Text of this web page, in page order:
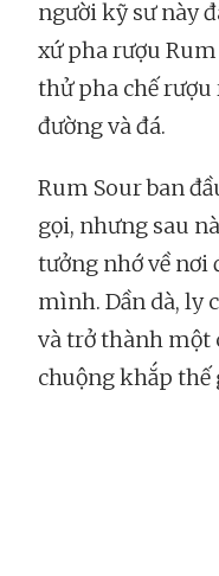
người kỹ sư này
xứ pha rượu
thử pha chế
đường và đá.
Rum Sour ban
gọi, nhưng sau
tưởng nhớ về nơi
mình. Dần dà, ly
và trở thành một
chuộng khắp thế